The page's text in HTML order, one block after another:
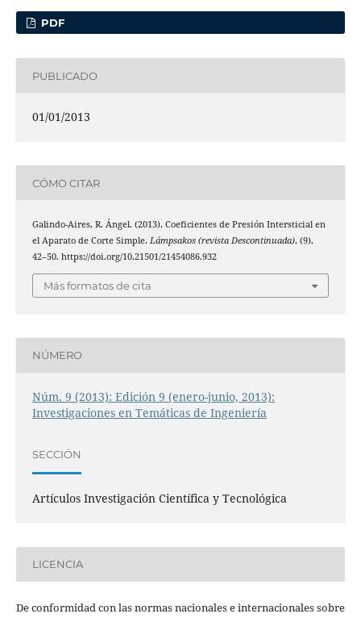
PDF
PUBLICADO
01/01/2013
CÓMO CITAR
Galindo-Aires, R. Ángel. (2013). Coeficientes de Presión Intersticial en
el Aparato de Corte Simple. Lámpsakos (revista Descontinuada), (9),
42–50. https://doi.org/10.21501/21454086.932
Más formatos de cita
NÚMERO
Núm. 9 (2013): Edición 9 (enero-junio, 2013):
Investigaciones en Temáticas de Ingeniería
SECCIÓN
Artículos Investigación Científica y Tecnológica
LICENCIA
De conformidad con las normas nacionales e internacionales sobre